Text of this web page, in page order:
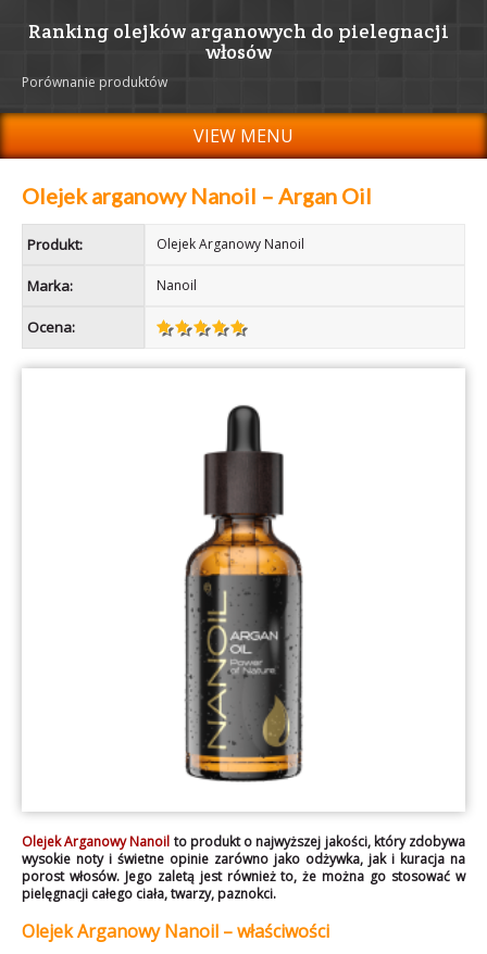
Ranking olejków arganowych do pielegnacji
włosów
Porównanie produktów
VIEW MENU
Olejek arganowy Nanoil – Argan Oil
Produkt: Olejek Arganowy Nanoil
Marka: Nanoil
Ocena:
Olejek Arganowy Nanoil to produkt o najwyższej jakości, który zdobywa
wysokie noty i świetne opinie zarówno jako odżywka, jak i kuracja na
porost włosów. Jego zaletą jest również to, że można go stosować w
pielęgnacji całego ciała, twarzy, paznokci.
Olejek Arganowy Nanoil – właściwości